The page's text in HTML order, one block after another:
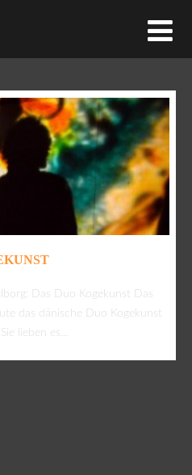
Das Duo Kogekunst Das
das dänische Duo Kogekunst
lieben es...